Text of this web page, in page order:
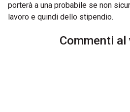
porterà a una probabile se non
lavoro e quindi dello stipendio.
Commenti al